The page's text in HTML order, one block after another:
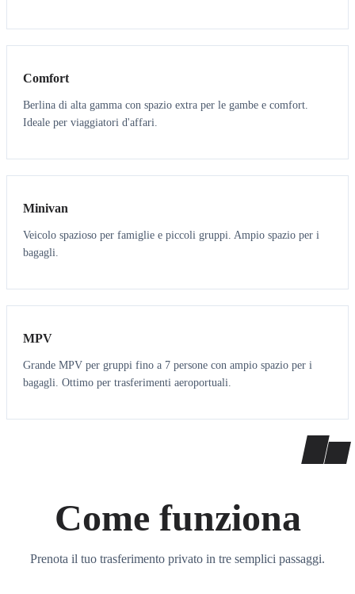
3 3
Comfort
Berlina di alta gamma con spazio extra per le gambe e comfort.
Ideale per viaggiatori d'affari.
6 5
Minivan
Veicolo spazioso per famiglie e piccoli gruppi. Ampio spazio per i
bagagli.
7 7
MPV
Grande MPV per gruppi fino a 7 persone con ampio spazio per i
bagagli. Ottimo per trasferimenti aeroportuali.
Come funziona
Prenota il tuo trasferimento privato in tre semplici passaggi.